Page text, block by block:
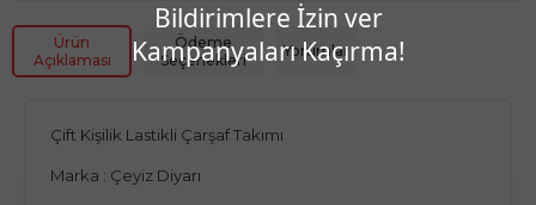
Bildirimlere İzin ver
Kampanyaları Kaçırma!
Ürün
Açıklaması
Ödeme
Seçenekleri
Yorumlar
Çift Kişilik Lastikli Çarşaf Takımı
Marka : Çeyiz Diyarı